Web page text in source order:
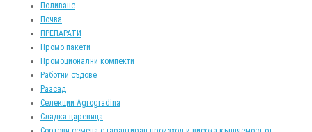
Поливане
Почва
ПРЕПАРАТИ
Промо пакети
Промоционални компекти
Работни съдове
Разсад
Селекции Agrogradina
Сладка царевица